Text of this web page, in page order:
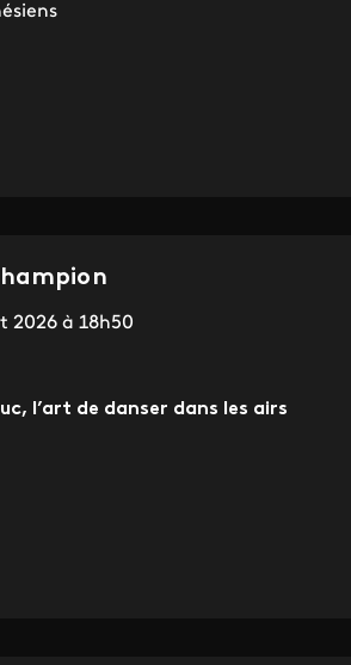
2026 à 18h50
l’art de danser dans les airs